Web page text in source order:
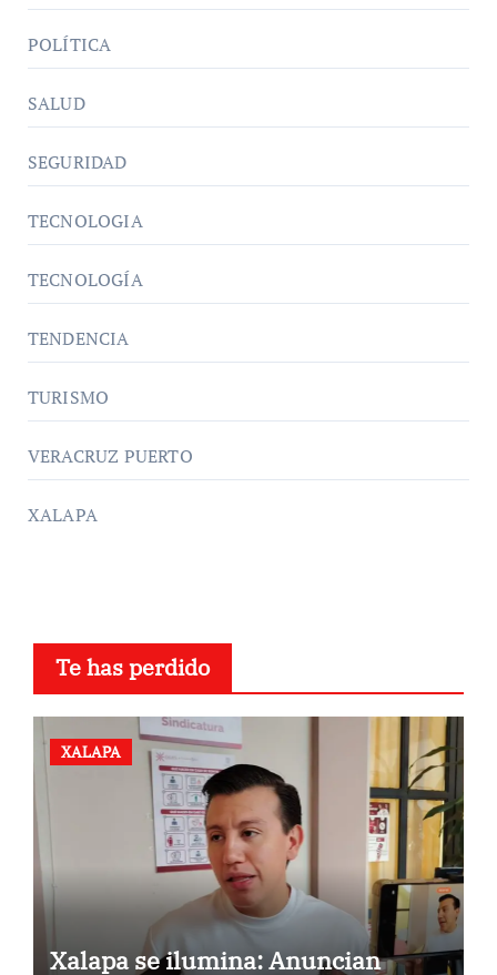
POLÍTICA
SALUD
SEGURIDAD
TECNOLOGIA
TECNOLOGÍA
TENDENCIA
TURISMO
VERACRUZ PUERTO
XALAPA
Te has perdido
XALAPA
Xalapa se ilumina: Anuncian